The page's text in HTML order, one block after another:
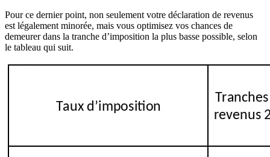
Pour ce dernier point, non seulement votre déclaration de revenus
est légalement minorée, mais vous optimisez vos chances de
demeurer dans la tranche d’imposition la plus basse possible, selon
le tableau qui suit.